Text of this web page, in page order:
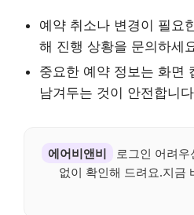
예약 취소나 변경이 필요
해 진행 상황을 문의하세
중요한 예약 정보는 화면
남겨두는 것이 안전합니
에어비앤비
로그인 어려우
없이 확인해 드려요.지금